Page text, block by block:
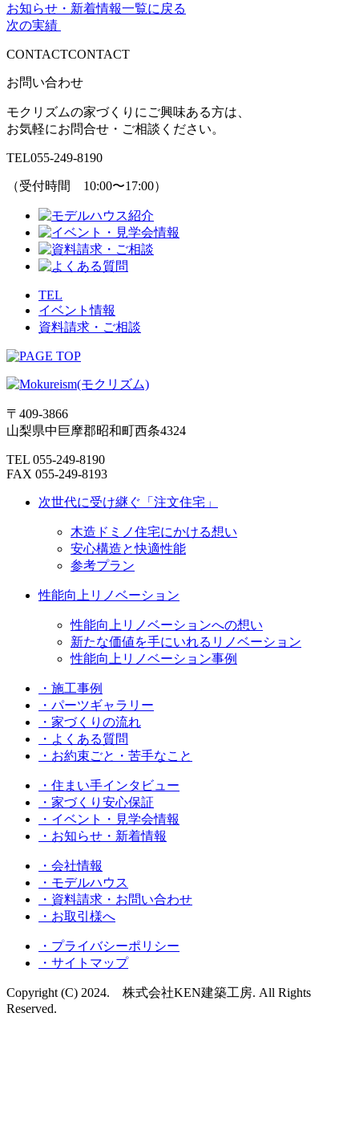
お知らせ・新着情報一覧に戻る
次の実績
CONTACTCONTACT
お問い合わせ
モクリズムの家づくりにご興味ある方は、
お気軽にお問合せ・ご相談ください。
TEL055-249-8190
（受付時間 10:00〜17:00）
TEL
イベント情報
資料請求・ご相談
〒409-3866
山梨県中巨摩郡昭和町西条4324
TEL 055-249-8190
FAX 055-249-8193
次世代に受け継ぐ「注文住宅」
木造ドミノ住宅にかける想い
安心構造と快適性能
参考プラン
性能向上リノベーション
性能向上リノベーションへの想い
新たな価値を手にいれるリノベーション
性能向上リノベーション事例
・施工事例
・パーツギャラリー
・家づくりの流れ
・よくある質問
・お約束ごと・苦手なこと
・住まい手インタビュー
・家づくり安心保証
・イベント・見学会情報
・お知らせ・新着情報
・会社情報
・モデルハウス
・資料請求・お問い合わせ
・お取引様へ
・プライバシーポリシー
・サイトマップ
Copyright (C) 2024. 株式会社KEN建築工房. All Rights
Reserved.